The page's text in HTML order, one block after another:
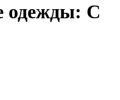
одежды: С